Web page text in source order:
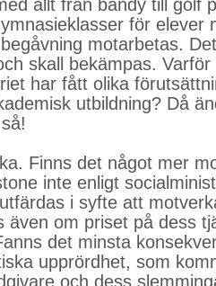
allt från bandy till golf
för elever
motarbetas.
skall bekämpas.
har fått olika
utbildning? Då
Finns det något mer
inte enligt
i syfte att
även om priset på dess
det minsta
upprördhet, som
och dess